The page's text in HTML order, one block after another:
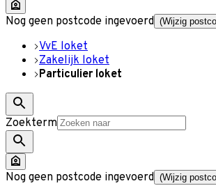
Nog geen postcode ingevoerd (Wijzig
VvE loket
Zakelijk loket
Particulier loket
Zoekterm
Nog geen postcode ingevoerd (Wijzig